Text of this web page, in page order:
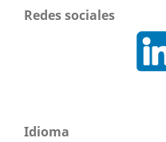
Redes sociales
Idioma